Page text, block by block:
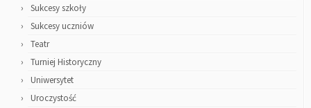
Sukcesy szkoły
Sukcesy uczniów
Teatr
Turniej Historyczny
Uniwersytet
Uroczystość